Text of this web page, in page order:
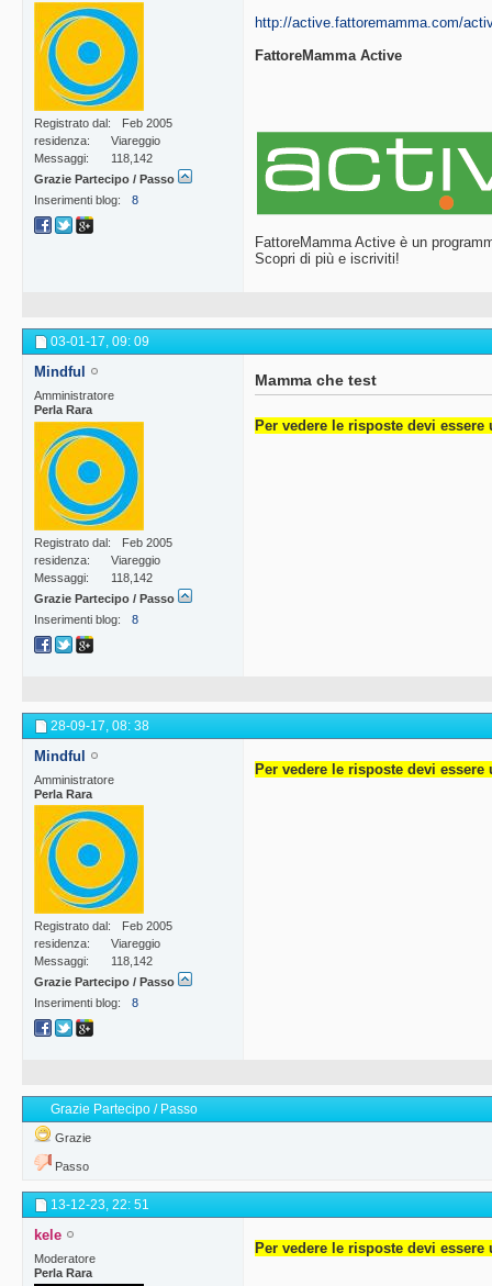
Registrato dal
Feb 2005
residenza
Viareggio
Messaggi
118,142
Grazie Partecipo / Passo
Inserimenti blog
8
http://active.fattoremamma.com/
FattoreMamma Active
FattoreMamma Active è un
Scopri di più e iscriviti!
03-01-17, 09: 09
Mindful
Amministratore
Perla Rara
Registrato dal
Feb 2005
residenza
Viareggio
Messaggi
118,142
Grazie Partecipo / Passo
Inserimenti blog
8
Mamma che test
Per vedere le risposte devi
28-09-17, 08: 38
Mindful
Amministratore
Perla Rara
Registrato dal
Feb 2005
residenza
Viareggio
Messaggi
118,142
Grazie Partecipo / Passo
Inserimenti blog
8
Per vedere le risposte devi essere
Grazie Partecipo / Passo
Grazie
Passo
13-12-23, 22: 51
kele
Moderatore
Perla Rara
Per vedere le risposte devi